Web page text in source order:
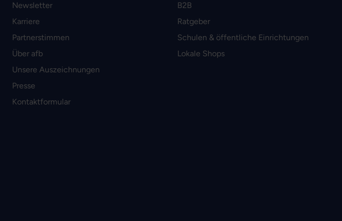
Newsletter
Karriere
Partnerstimmen
Über afb
Unsere Auszeichnungen
Presse
Kontaktformular
B2B
Ratgeber
Schulen & öffentliche Einrichtungen
Lokale Shops